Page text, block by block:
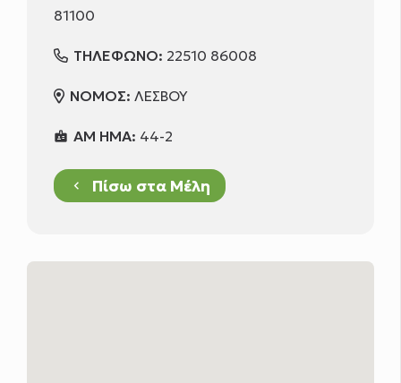
81100
ΤΗΛΕΦΩΝΟ: 22510 86008
ΝΟΜΟΣ:ΛΕΣΒΟΥ
badge ΑΜ ΗΜΑ: 44-2
keyboard_arrow_left Πίσω στα Μέλη